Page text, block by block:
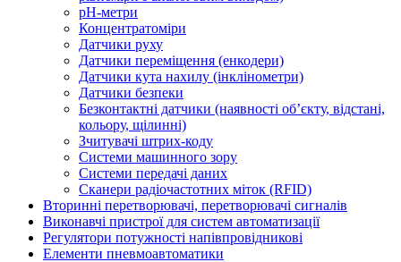
рН-метри
Концентратоміри
Датчики руху
Датчики переміщення (енкодери)
Датчики кута нахилу (інклінометри)
Датчики безпеки
Безконтактні датчики (наявності об’єкту, відстані,
кольору, щілинні)
Зчитувачі штрих-коду
Системи машинного зору
Системи передачі даних
Сканери радіочастотних міток (RFID)
Вторинні перетворювачі, перетворювачі сигналів
Виконавчі пристрої для систем автоматизації
Регулятори потужності напівпровідникові
Елементи пневмоавтоматики